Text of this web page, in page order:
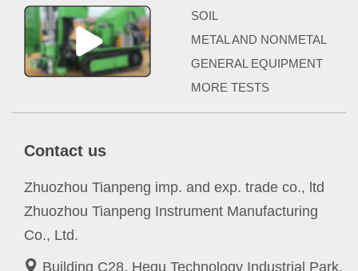
SOIL
METAL AND NONMETAL
GENERAL EQUIPMENT
MORE TESTS
Contact us
Zhuozhou Tianpeng imp. and exp. trade co., ltd
Zhuozhou Tianpeng Instrument Manufacturing
Co., Ltd.
Building C28, Hegu Technology Industrial Park,